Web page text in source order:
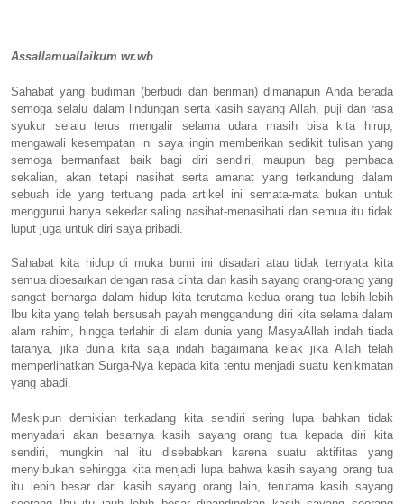
Assallamuallaikum wr.wb
Sahabat yang budiman (berbudi dan beriman) dimanapun Anda berada
semoga selalu dalam lindungan serta kasih sayang Allah, puji dan rasa
syukur selalu terus mengalir selama udara masih bisa kita hirup,
mengawali kesempatan ini saya ingin memberikan sedikit tulisan yang
semoga bermanfaat baik bagi diri sendiri, maupun bagi pembaca
sekalian, akan tetapi nasihat serta amanat yang terkandung dalam
sebuah ide yang tertuang pada artikel ini semata-mata bukan untuk
menggurui hanya sekedar saling nasihat-menasihati dan semua itu tidak
luput juga untuk diri saya pribadi.
Sahabat kita hidup di muka bumi ini disadari atau tidak ternyata kita
semua dibesarkan dengan rasa cinta dan kasih sayang orang-orang yang
sangat berharga dalam hidup kita terutama kedua orang tua lebih-lebih
Ibu kita yang telah bersusah payah menggandung diri kita selama dalam
alam rahim, hingga terlahir di alam dunia yang MasyaAllah indah tiada
taranya, jika dunia kita saja indah bagaimana kelak jika Allah telah
memperlihatkan Surga-Nya kepada kita tentu menjadi suatu kenikmatan
yang abadi.
Meskipun demikian terkadang kita sendiri sering lupa bahkan tidak
menyadari akan besarnya kasih sayang orang tua kepada diri kita
sendiri, mungkin hal itu disebabkan karena suatu aktifitas yang
menyibukan sehingga kita menjadi lupa bahwa kasih sayang orang tua
itu lebih besar dari kasih sayang orang lain, terutama kasih sayang